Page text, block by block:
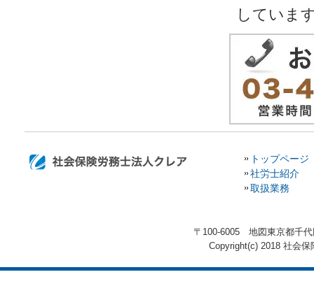
していま
トップページ
社労士紹介
取扱業務
〒100-6005 地図東京都千代
Copyright(c) 2018 社会